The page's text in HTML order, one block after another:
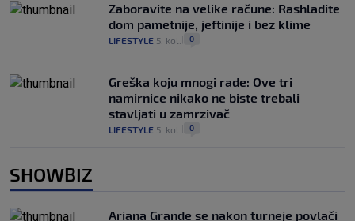
Zaboravite na velike račune: Rashladite
dom pametnije, jeftinije i bez klime
LIFESTYLE 5. kol. 0
Greška koju mnogi rade: Ove tri
namirnice nikako ne biste trebali
stavljati u zamrzivač
LIFESTYLE 5. kol. 0
SHOWBIZ
Ariana Grande se nakon turneje povlači